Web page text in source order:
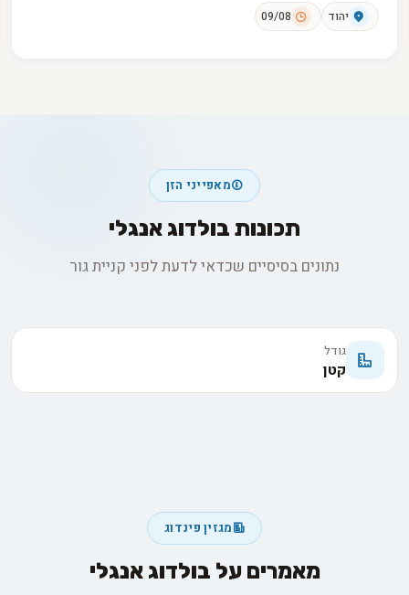
יהוד 09/08
מאפייני הזן
תכונות בולדוג אנגלי
נתונים בסיסיים שכדאי לדעת לפני קניית גור
גודל
קטן
מגזין פינדוג
מאמרים על בולדוג אנגלי